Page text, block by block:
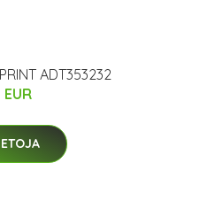
ADT353232